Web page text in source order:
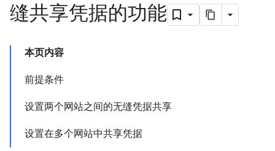
缝共享凭据的功能
本页内容
前提条件
设置两个网站之间的无缝凭据共享
设置在多个网站中共享凭据